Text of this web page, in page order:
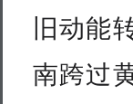
旧动能
南跨过